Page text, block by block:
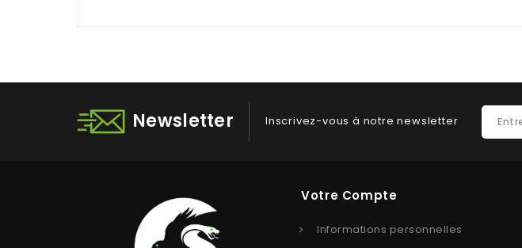
Newsletter Inscrivez-vous à notre newsletter
Votre Compte
Informations personnelles